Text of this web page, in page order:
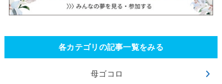
各カテゴリの記事一覧をみる
母ゴコロ